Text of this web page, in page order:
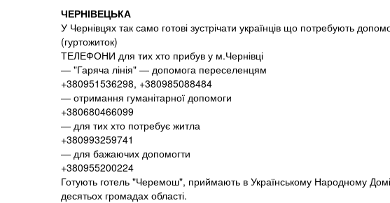
ЧЕРНІВЕЦЬКА
У Чернівцях так само готові зустрічати українців що потребують
(гуртожиток)
ТЕЛЕФОНИ для тих хто прибув у м.Чернівці
— "Гаряча лінія" — допомога переселенцям
+380951536298, +380985088484
— отримання гуманітарної допомоги
+380680466099
— для тих хто потребує житла
+380993259741
— для бажаючих допомогти
+380955200224
Готують готель "Черемош", приймають в Українському Народному
десятьох громадах області.